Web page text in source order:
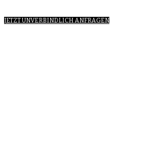
JETZT UNVERBINDLICH ANFRAGEN